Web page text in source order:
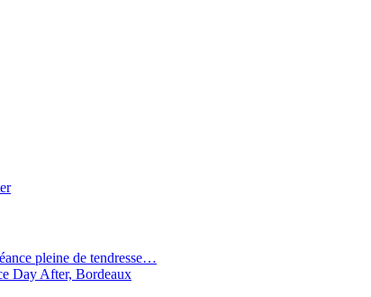
pleine de tendresse…
Day After, Bordeaux